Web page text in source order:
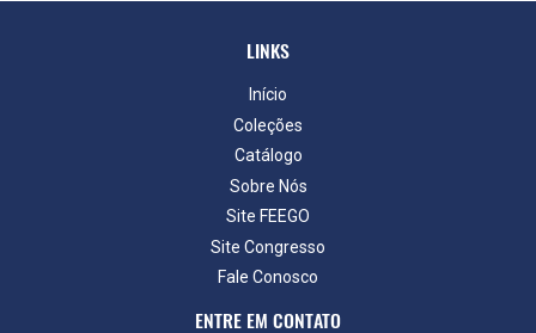
LINKS
Início
Coleções
Catálogo
Sobre Nós
Site FEEGO
Site Congresso
Fale Conosco
ENTRE EM CONTATO